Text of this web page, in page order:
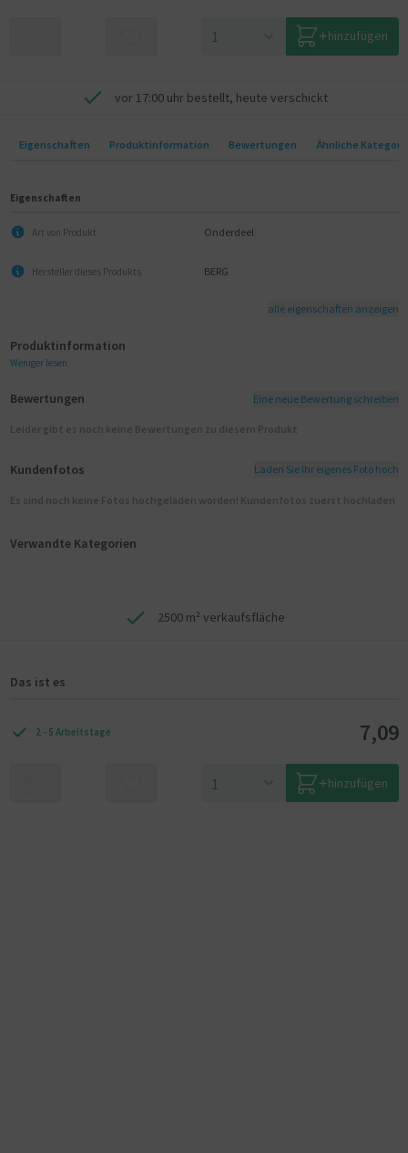
hinzufügen
vor 17:00 uhr bestellt, heute verschickt
Eigenschaften Produktinformation Bewertungen Ähnliche
Eigenschaften
Art von Produkt Onderdeel
Hersteller dieses Produkts BERG
alle eigenschaften anzeigen
Produktinformation
Weniger lesen
Bewertungen Eine neue Bewertung schreiben
Leider gibt es noch keine Bewertungen zu diesem Produkt
Kundenfotos Laden Sie Ihr eigenes Foto hoch
Es sind noch keine Fotos hochgeladen worden! Kundenfotos zuerst hochladen
Verwandte Kategorien
2500 m² verkaufsfläche
Das ist es
2 - 5 Arbeitstage 7,09
hinzufügen